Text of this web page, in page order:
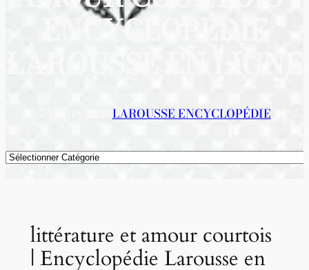
ENCYCLOPÉDIE
LAROUSSE ENCYCLOPÉDIE
Catégories
littérature et amour courtois
| Encyclopédie Larousse en